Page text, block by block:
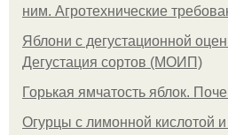
ним. Агротехнические
Яблони с дегустационной
Дегустация сортов (МОИП)
Горькая ямчатость яблок.
Огурцы с лимонной кислотой и